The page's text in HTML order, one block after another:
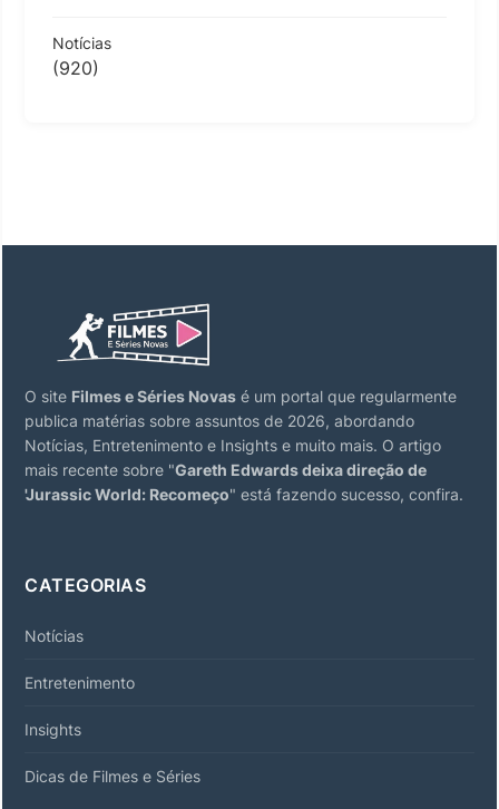
Notícias
(920)
O site Filmes e Séries Novas é um portal que regularmente
publica matérias sobre assuntos de 2026, abordando
Notícias, Entretenimento e Insights e muito mais. O artigo
mais recente sobre "Gareth Edwards deixa direção de
'Jurassic World: Recomeço" está fazendo sucesso, confira.
CATEGORIAS
Notícias
Entretenimento
Insights
Dicas de Filmes e Séries